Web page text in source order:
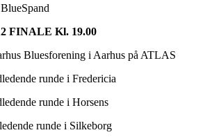
FINALE Kl. 19.00
Bluesforening i Aarhus på ATLAS
runde i Fredericia
runde i Horsens
runde i Silkeborg